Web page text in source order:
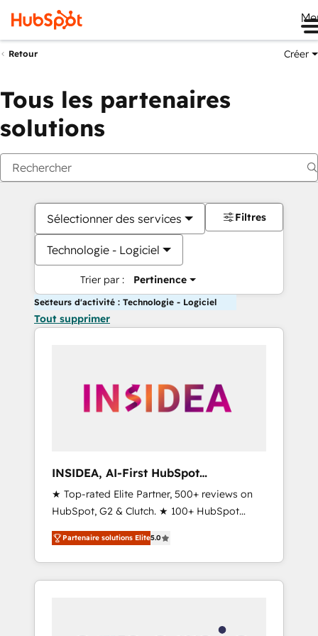
Retour Créer
Tous les partenaires
solutions
Sélectionner des services
Technologie - Logiciel
Trier par : Pertinence
Filtres
Secteurs d'activité : Technologie - Logiciel
Tout supprimer
INSIDEA, AI-First HubSpot
Onboarding & RevOps
★ Top-rated Elite Partner, 500+ reviews on
HubSpot, G2 & Clutch. ★ 100+ HubSpot
Certified Experts & Trainers across the team
★ 1,500+ implementations across five
continents ★ AI-First, RevOps-led,
Onboarding obsessed ★ Company of the
engine. We onboard your team, migrate your
Partenaire solutions Elite5.0